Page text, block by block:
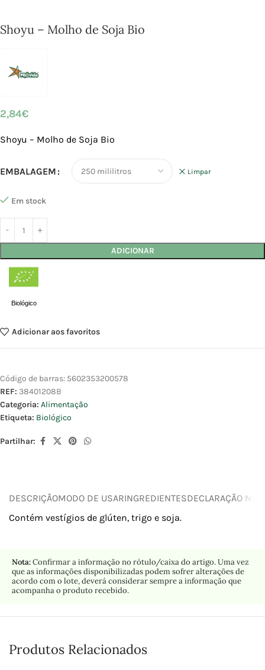
Shoyu – Molho de Soja Bio
2,84€
Shoyu – Molho de Soja Bio
EMBALAGEM Limpar
Em stock
ADICIONAR
Biológico
Adicionar aos favoritos
Código de barras: 5602353200578
REF: 38401208B
Categoria: Alimentação
Etiqueta: Biológico
Partilhar:
DESCRIÇÃOMODO DE USARINGREDIENTESDECLARAÇÃO
Contém vestígios de glúten, trigo e soja.
Nota:Confirmar a informação no rótulo/caixa do artigo. Uma vez
que as informações disponibilizadas podem sofrer alterações de
acordo com o lote, deverá considerar sempre a informação que
acompanha o produto recebido.
Produtos Relacionados